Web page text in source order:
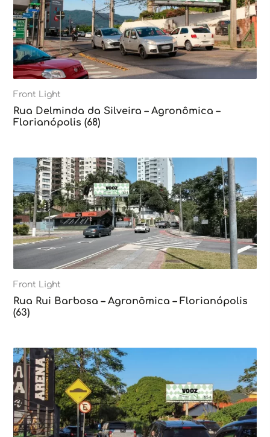
Front Light
Rua Delminda da Silveira – Agronômica –
Florianópolis (68)
Front Light
Rua Rui Barbosa – Agronômica – Florianópolis
(63)